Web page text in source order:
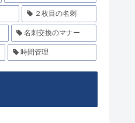
２枚目の名刺
名刺交換のマナー
時間管理